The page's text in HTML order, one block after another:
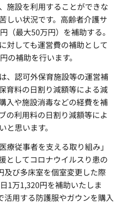
施設を利用することができな
しい状況です。高齢者介護サ
（最大50万円）を補助する。
対しても運営費の補助として
の補助を行います。
、認可外保育施設等の運営補
育料の日割り減額等による減
入や施設消毒などの経費を補
の利用料の日割り減額等によ
と思います。
従事者を支える取り組み」
としてコロナウイルスり患の
及び多床室を個室変更した際
1万1,320円を補助いたしま
活用する防護服やガウンを購入